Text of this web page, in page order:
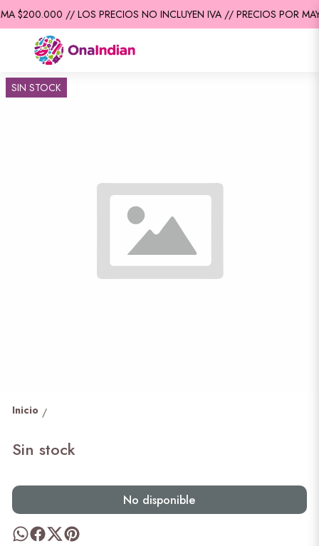
$200.000 // LOS PRECIOS NO INCLUYEN IVA // PRECIOS POR
SIN STOCK
Inicio /
Sin stock
No disponible